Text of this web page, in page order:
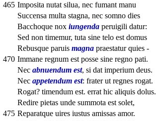
465 Imposita nutat silua, nec fumant manu
Succensa multa stagna, nec somno dies
Bacchoque nox iungenda peruigili datur:
Sed non timemur, tuta sine telo est domus
Rebusque paruis magna praestatur quies -
470 Immane regnum est posse sine regno pati.
Nec abnuendum est, si dat imperium deus.
Nec appetendum est: frater ut regnes rogat.
Rogat? timendum est. errat hic aliquis dolus.
Redire pietas unde summota est solet,
475 Reparatque uires iustus amissas amor.